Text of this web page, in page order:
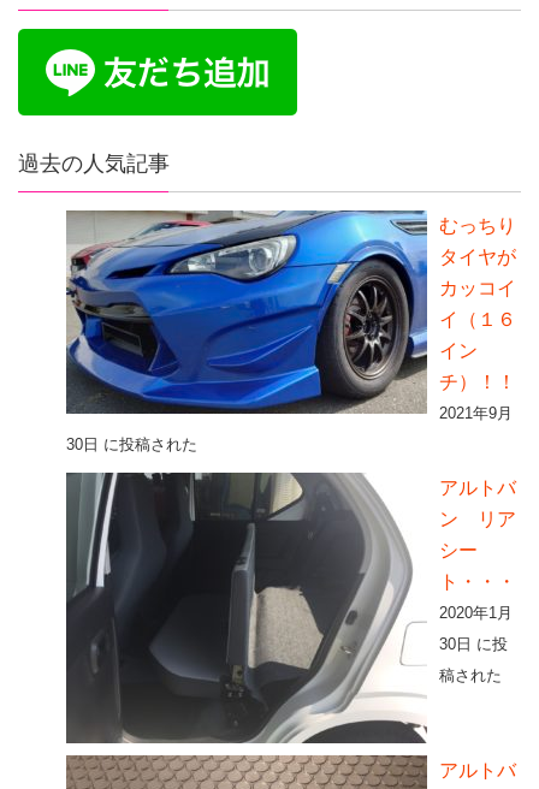
過去の人気記事
むっちり
タイヤが
カッコイ
イ（１６
イン
チ）！！
2021年9月
30日 に投稿された
アルトバ
ン リア
シー
ト・・・
2020年1月
30日 に投
稿された
アルトバ